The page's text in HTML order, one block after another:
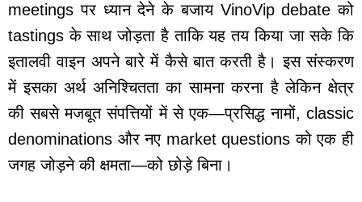
meetings पर ध्यान देने के बजाय VinoVip debate को
tastings के साथ जोड़ता है ताकि यह तय किया जा सके कि
इतालवी वाइन अपने बारे में कैसे बात करती है। इस संस्करण
में इसका अर्थ अनिश्चितता का सामना करना है लेकिन क्षेत्र
की सबसे मजबूत संपत्तियों में से एक—प्रसिद्ध नामों, classic
denominations और नए market questions को एक ही
जगह जोड़ने की क्षमता—को छोड़े बिना।